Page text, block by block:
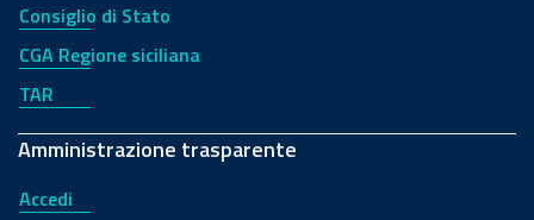
Consiglio di Stato
CGA Regione siciliana
TAR
Amministrazione trasparente
Accedi